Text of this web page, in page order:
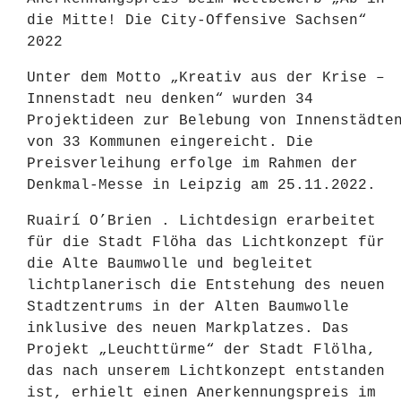
die Mitte! Die City-Offensive Sachsen“
2022
Unter dem Motto „Kreativ aus der Krise –
Innenstadt neu denken“ wurden 34
Projektideen zur Belebung von
von 33 Kommunen eingereicht. Die
Preisverleihung erfolge im Rahmen der
Denkmal-Messe in Leipzig am 25.11.2022.
Ruairí O’Brien . Lichtdesign erarbeitet
für die Stadt Flöha das Lichtkonzept für
die Alte Baumwolle und begleitet
lichtplanerisch die Entstehung des neuen
Stadtzentrums in der Alten Baumwolle
inklusive des neuen Markplatzes. Das
Projekt „Leuchttürme“ der Stadt Flölha,
das nach unserem Lichtkonzept entstanden
ist, erhielt einen Anerkennungspreis im